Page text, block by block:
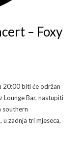
– Foxy
20:00 biti će održan
Lounge Bar, nastupiti
southern
u zadnja tri mjeseca,